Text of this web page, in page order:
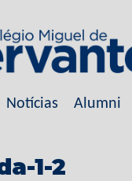
Notícias Alumni
1-2